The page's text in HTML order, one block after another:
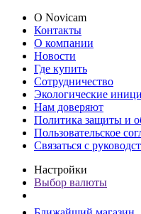
О Novicam
Контакты
О компании
Новости
Где купить
Сотрудничество
Экологические
Нам доверяют
Политика защиты и
Пользовательское
Связаться с
Настройки
Выбор валюты